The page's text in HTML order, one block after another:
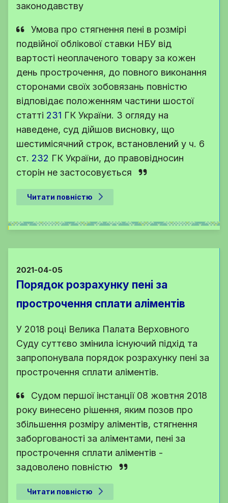
законодавству
Умова про стягнення пені в розмірі
подвійної облікової ставки НБУ від
вартості неоплаченого товару за кожен
день прострочення, до повного виконання
сторонами своїх зобовязань повністю
відповідає положенням частини шостої
статті 231 ГК України. З огляду на
наведене, суд дійшов висновку, що
шестимісячний строк, встановлений у ч. 6
ст. 232 ГК України, до правовідносин
сторін не застосовується
Читати повністю
2021-04-05
Порядок розрахунку пені за
прострочення сплати аліментів
У 2018 році Велика Палата Верховного
Суду суттєво змінила існуючий підхід та
запропонувала порядок розрахунку пені за
прострочення сплати аліментів.
Судом першої інстанції 08 жовтня 2018
року винесено рішення, яким позов про
збільшення розміру аліментів, стягнення
заборгованості за аліментами, пені за
прострочення сплати аліментів -
задоволено повністю
Читати повністю